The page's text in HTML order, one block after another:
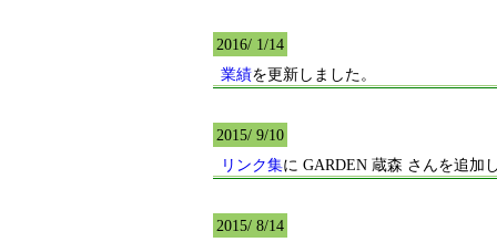
2016/ 1/14
業績を更新しました。
2015/ 9/10
リンク集に GARDEN 蔵森 さんを追加
2015/ 8/14